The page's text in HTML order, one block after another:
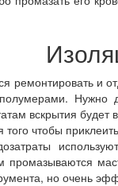
ремонтировать и
Нужно
вскрытия
того чтобы
промазываются
но очень